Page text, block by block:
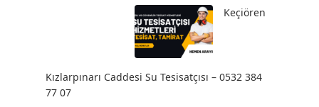
Keçiören
Kızlarpınarı Caddesi Su Tesisatçısı – 0532 384
77 07